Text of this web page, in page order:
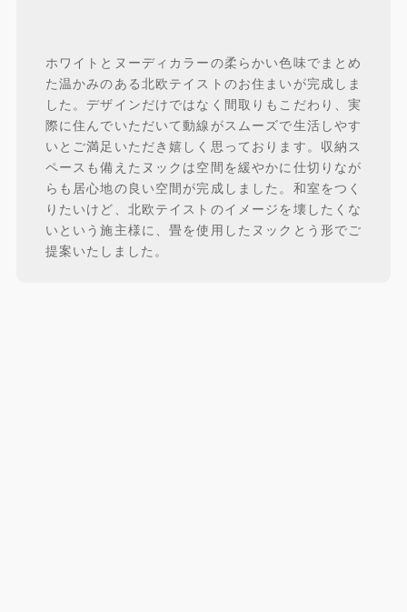
ホワイトとヌーディカラーの柔らかい色味でまとめ
た温かみのある北欧テイストのお住まいが完成しま
した。デザインだけではなく間取りもこだわり、実
際に住んでいただいて動線がスムーズで生活しやす
いとご満足いただき嬉しく思っております。収納ス
ペースも備えたヌックは空間を緩やかに仕切りなが
らも居心地の良い空間が完成しました。和室をつく
りたいけど、北欧テイストのイメージを壊したくな
いという施主様に、畳を使用したヌックとう形でご
提案いたしました。